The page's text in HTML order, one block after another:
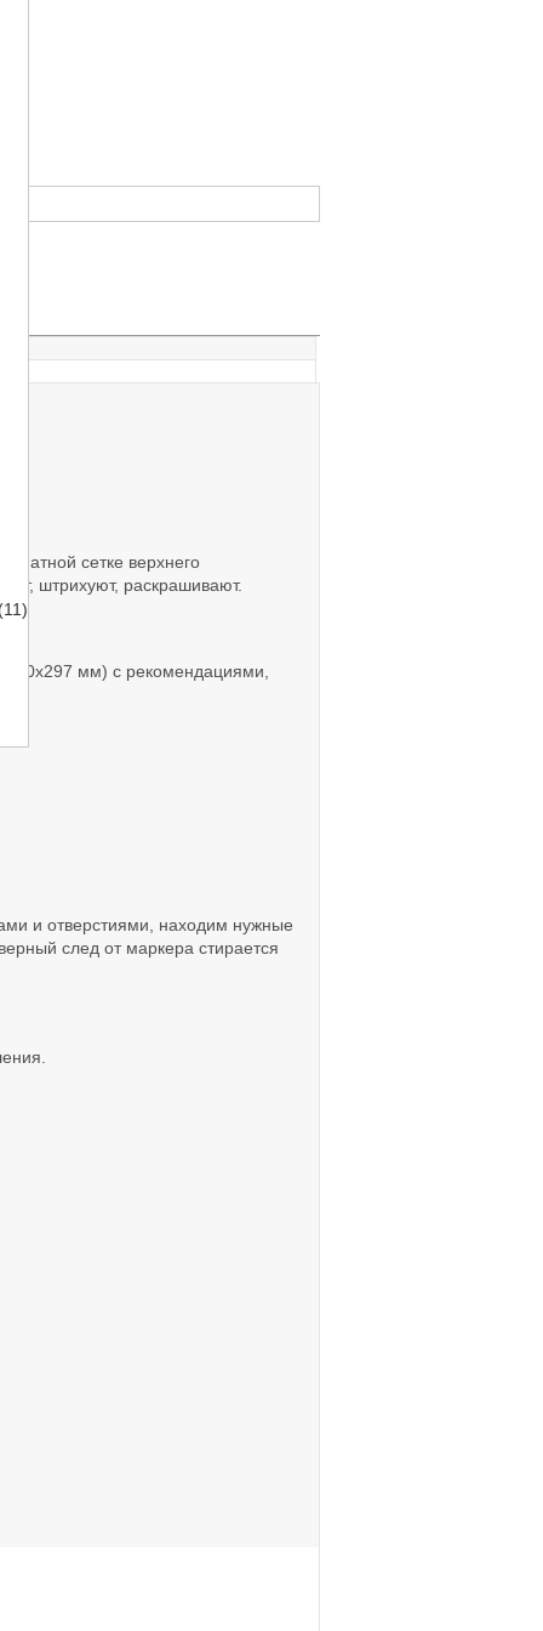
сетке верхнего
штрихуют, раскрашивают.
мм) с рекомендациями,
и отверстиями, находим нужные
след от маркера стирается